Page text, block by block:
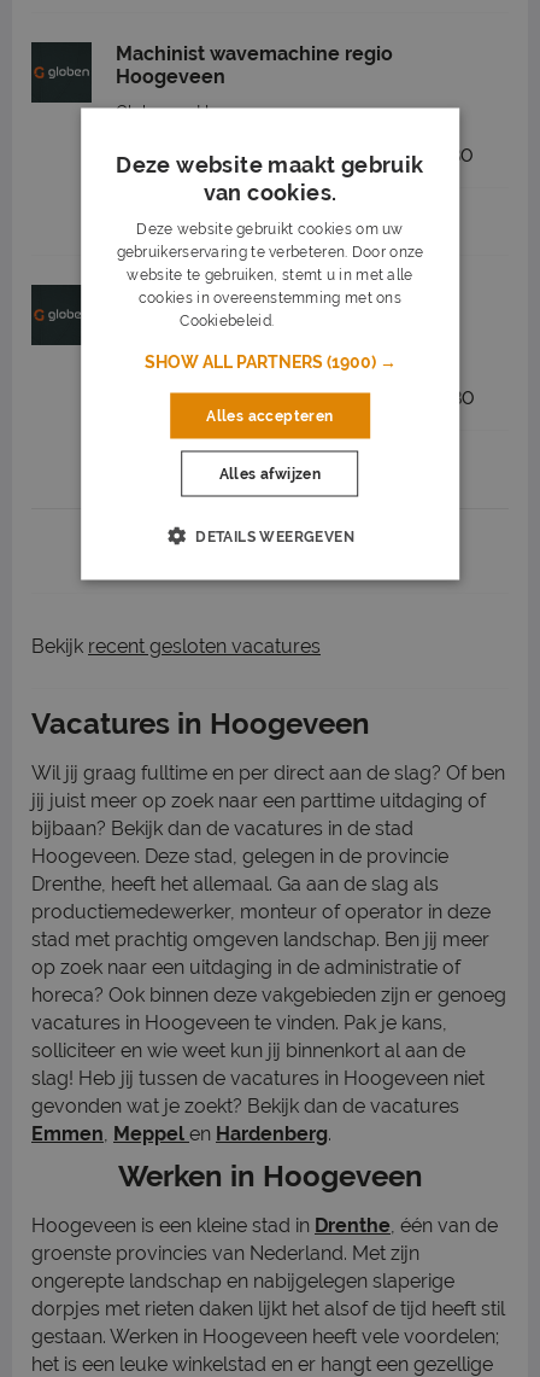
Machinist wavemachine regio
Hoogeveen
Globen Hoogeveen
2.550 tot 3.300 32 - 40 uur MBO
Job highlights
Machinist mobiele kraan regio
Hoogeveen
Globen Hoogeveen
2.600 tot 3.600 32 - 40 uur MBO
Bekijk recent gesloten vacatures
Vacatures in Hoogeveen
Wil jij graag fulltime en per direct aan de slag? Of ben
jij juist meer op zoek naar een parttime uitdaging of
bijbaan? Bekijk dan de vacatures in de stad
Hoogeveen. Deze stad, gelegen in de provincie
Drenthe, heeft het allemaal. Ga aan de slag als
productiemedewerker, monteur of operator in deze
stad met prachtig omgeven landschap. Ben jij meer
op zoek naar een uitdaging in de administratie of
horeca? Ook binnen deze vakgebieden zijn er genoeg
vacatures in Hoogeveen te vinden. Pak je kans,
solliciteer en wie weet kun jij binnenkort al aan de
slag! Heb jij tussen de vacatures in Hoogeveen niet
gevonden wat je zoekt? Bekijk dan de vacatures
Emmen, Meppel en Hardenberg.
Werken in Hoogeveen
Hoogeveen is een kleine stad in Drenthe, één van de
groenste provincies van Nederland. Met zijn
ongerepte landschap en nabijgelegen slaperige
dorpjes met rieten daken lijkt het alsof de tijd heeft stil
gestaan. Werken in Hoogeveen heeft vele voordelen;
het is een leuke winkelstad en er hangt een gezellige
Deze website maakt gebruik
van cookies.
Deze website gebruikt cookies om uw
gebruikerservaring te verbeteren. Door onze
website te gebruiken, stemt u in met alle
cookies in overeenstemming met ons
Cookiebeleid.
SHOW ALL PARTNERS(1900) →
Alles accepteren
Alles afwijzen
DETAILS WEERGEVEN